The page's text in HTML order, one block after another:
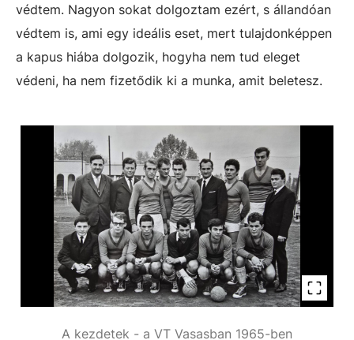
védtem. Nagyon sokat dolgoztam ezért, s állandóan
védtem is, ami egy ideális eset, mert tulajdonképpen
a kapus hiába dolgozik, hogyha nem tud eleget
védeni, ha nem fizetődik ki a munka, amit beletesz.
A kezdetek - a VT Vasasban 1965-ben